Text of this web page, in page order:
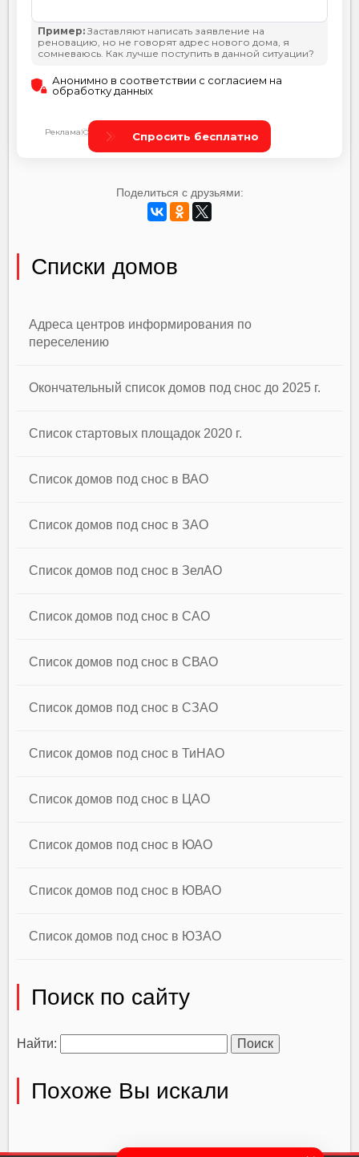
Поделиться с друзьями:
Списки домов
Адреса центров информирования по
переселению
Окончательный список домов под снос до 2025 г.
Список стартовых площадок 2020 г.
Список домов под снос в ВАО
Список домов под снос в ЗАО
Список домов под снос в ЗелАО
Список домов под снос в САО
Список домов под снос в СВАО
Список домов под снос в СЗАО
Список домов под снос в ТиНАО
Список домов под снос в ЦАО
Список домов под снос в ЮАО
Список домов под снос в ЮВАО
Список домов под снос в ЮЗАО
Поиск по сайту
Найти:
Похоже Вы искали